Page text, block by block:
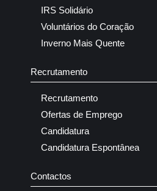
IRS Solidário
Voluntários do Coração
Inverno Mais Quente
Recrutamento
Recrutamento
Ofertas de Emprego
Candidatura
Candidatura Espontânea
Contactos